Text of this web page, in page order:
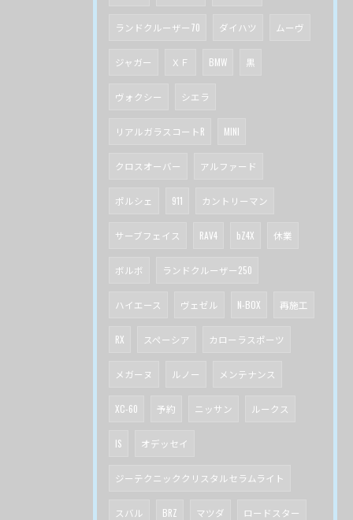
ランドクルーザー70 ダイハツ ムーヴ
ジャガー ＸＦ BMW 黒
ヴォクシー シエラ
リアルガラスコートR MINI
クロスオーバー アルファード
ポルシェ 911 カントリーマン
サーブフェイス RAV4 bZ4X 休業
ボルボ ランドクルーザー250
ハイエース ヴェゼル N-BOX 再施工
RX スペーシア カローラスポーツ
メガーヌ ルノー メンテナンス
XC-60 予約 ニッサン ルークス
IS オデッセイ
ジーテクニッククリスタルセラムライト
スバル BRZ マツダ ロードスター